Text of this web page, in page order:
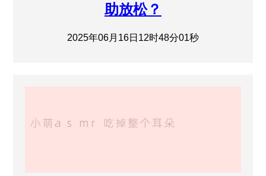
助放松？
2025年06月16日12时48分01秒